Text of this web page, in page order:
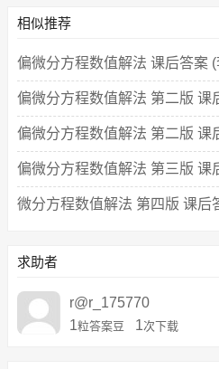
相似推荐
偏微分方程数值解法 课后答案
偏微分方程数值解法 第二版 课
偏微分方程数值解法 第二版 课
偏微分方程数值解法 第三版 课
微分方程数值解法 第四版 课后
求助者
r@r_175770
1粒答案豆 1次下载